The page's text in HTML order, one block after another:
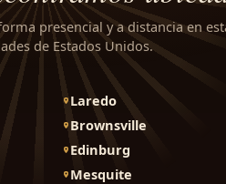
presencial y a distancia en
de Estados Unidos.
Laredo
Brownsville
Edinburg
Mesquite